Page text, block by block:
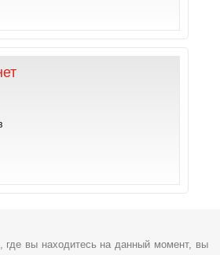
где вы находитесь на данный момент, вы